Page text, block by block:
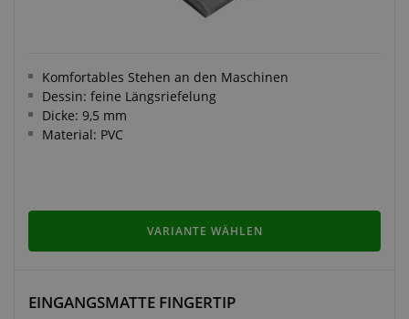
Komfortables Stehen an den Maschinen
Dessin: feine Längsriefelung
Dicke: 9,5 mm
Material: PVC
VARIANTE WÄHLEN
EINGANGSMATTE FINGERTIP